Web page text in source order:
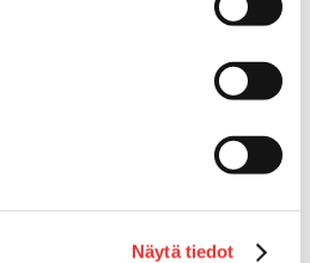
Näytä tiedot
OSTA